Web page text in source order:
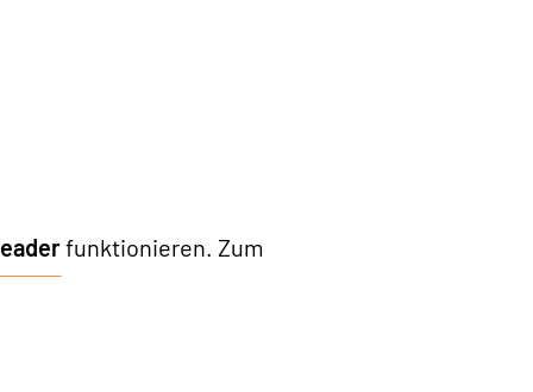
funktionieren. Zum